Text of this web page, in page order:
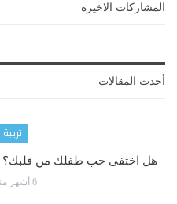
المشاركات الاخيرة
أحدث المقالات
هل اختفى حب طفلك من قلبك؟ ما
6 أشهر منذ